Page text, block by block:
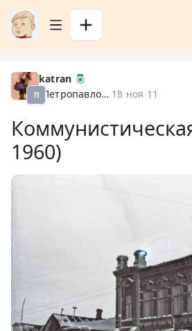
П
katran
Петропавловск XX 18 ноя 11
1960)